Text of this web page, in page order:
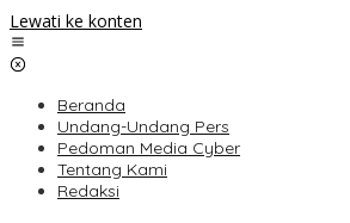
Lewati ke konten
Beranda
Undang-Undang Pers
Pedoman Media Cyber
Tentang Kami
Redaksi